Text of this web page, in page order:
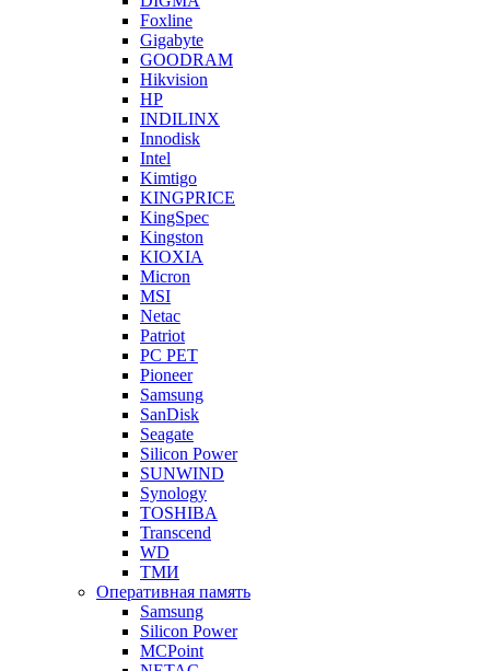
Foxline
Gigabyte
GOODRAM
Hikvision
HP
INDILINX
Innodisk
Intel
Kimtigo
KINGPRICE
KingSpec
Kingston
KIOXIA
Micron
MSI
Netac
Patriot
PC PET
Pioneer
Samsung
SanDisk
Seagate
Silicon Power
SUNWIND
Synology
TOSHIBA
Transcend
WD
ТМИ
Оперативная память
Samsung
Silicon Power
MCPoint